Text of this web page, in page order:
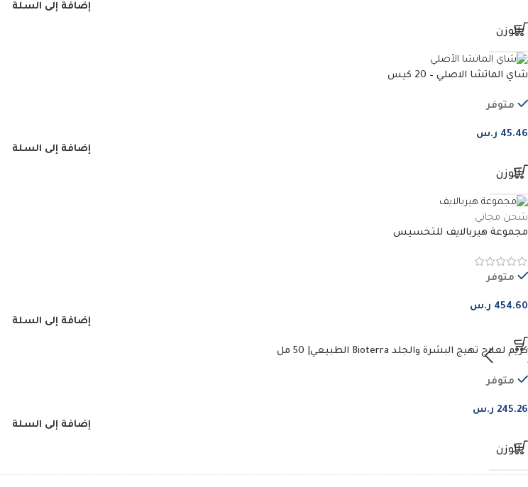
إضافة إلى السلة
الوزن
شاي الماتشا الاصلي – 20 كيس
متوفر
45.46 ر.س
إضافة إلى السلة
الوزن
شحن مجاني
مجموعة هيربالايف للتخسيس
متوفر
454.60 ر.س
إضافة إلى السلة
كريم لعلاج تهيج البشرة والجلد Bioterra الطبيعي| 50 مل
متوفر
245.26 ر.س
إضافة إلى السلة
الوزن